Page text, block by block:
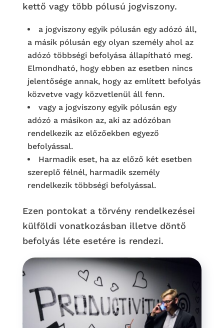
kettő vagy több pólusú jogviszony.
a jogviszony egyik pólusán egy adózó áll,
a másik pólusán egy olyan személy ahol az
adózó többségi befolyása állapítható meg.
Elmondható, hogy ebben az esetben nincs
jelentősége annak, hogy az említett befolyás
közvetve vagy közvetlenül áll fenn.
vagy a jogviszony egyik pólusán egy
adózó a másikon az, aki az adózóban
rendelkezik az előzőekben egyező
befolyással.
Harmadik eset, ha az előző két esetben
szereplő félnél, harmadik személy
rendelkezik többségi befolyással.
Ezen pontokat a törvény rendelkezései
külföldi vonatkozásban illetve döntő
befolyás léte esetére is rendezi.